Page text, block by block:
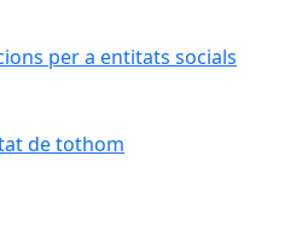
per a entitats socials
de tothom